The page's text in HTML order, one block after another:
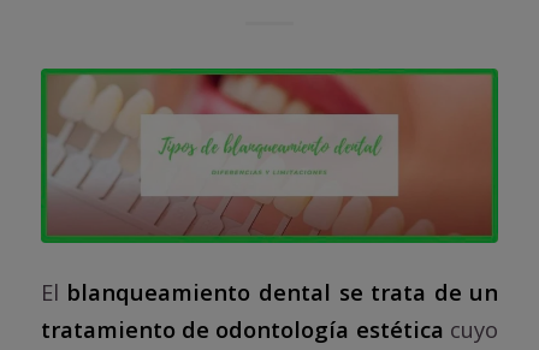
El blanqueamiento dental se trata de un
tratamiento de odontología estética cuyo